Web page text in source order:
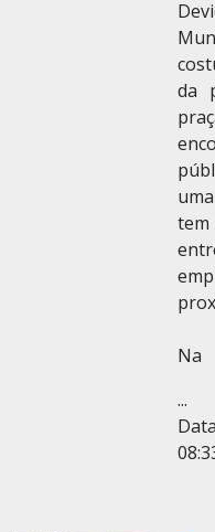
da
Na
...